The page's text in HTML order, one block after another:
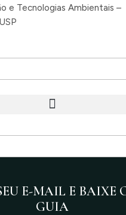
e Tecnologias Ambientais –
E-MAIL E BAIXE
GUIA